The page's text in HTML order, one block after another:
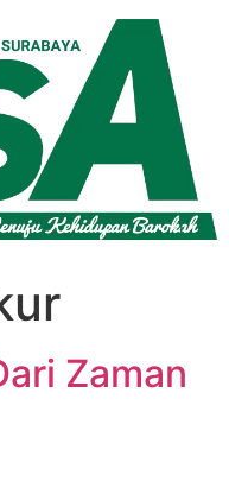
Zaman